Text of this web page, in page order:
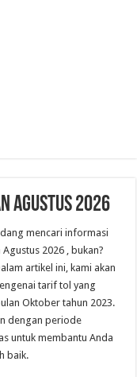
Agustus 2026
mencari informasi
2026 , bukan?
artikel ini, kami akan
tarif tol yang
Oktober tahun 2023.
dengan periode
untuk membantu Anda
baik.